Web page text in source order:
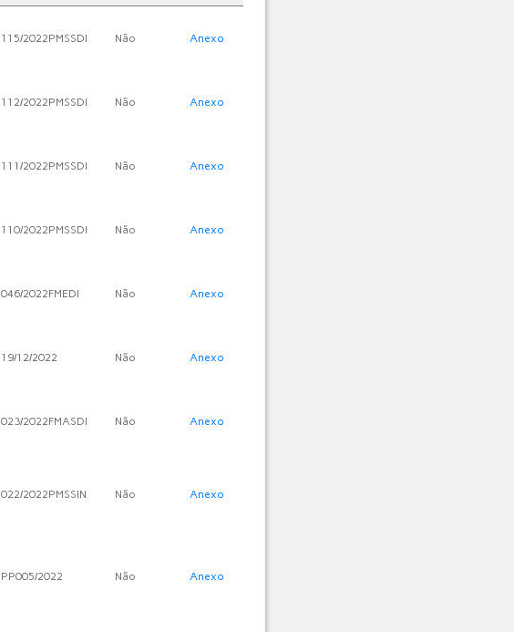
115/2022PMSSDI Não Anexo
112/2022PMSSDI Não Anexo
111/2022PMSSDI Não Anexo
110/2022PMSSDI Não Anexo
046/2022FMEDI Não Anexo
19/12/2022 Não Anexo
023/2022FMASDI Não Anexo
022/2022PMSSIN Não Anexo
PP005/2022 Não Anexo